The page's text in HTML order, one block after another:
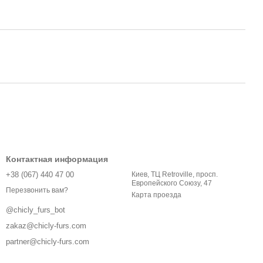
Контактная информация
+38 (067) 440 47 00
Перезвонить вам?
@chicly_furs_bot
zakaz@chicly-furs.com
partner@chicly-furs.com
Киев, ТЦ Retroville, просп.
Европейского Союзу, 47
Карта проезда